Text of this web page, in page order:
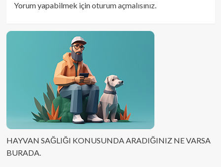
Yorum yapabilmek içinoturum açmalısınız.
HAYVAN SAĞLIĞI KONUSUNDA ARADIĞINIZ NE VARSA
BURADA.